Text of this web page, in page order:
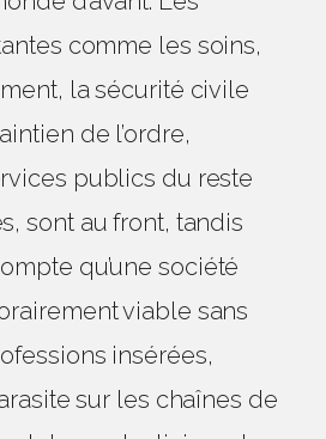
comme les soins,
la sécurité civile
de l’ordre,
publics du reste
sont au front, tandis
qu’une société
viable sans
insérées,
sur les chaînes de